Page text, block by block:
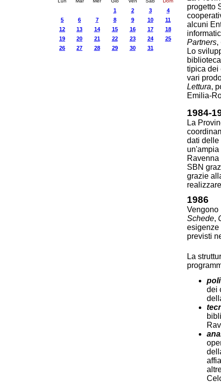
progetto
alcuni
Partners,
Lo
tipica dei
vari
Lettura,
Emilia-
1984-
La
dati delle
SBN
grazie
1986
Schede,
esigenze
previsti
La
dei
1 2 3
4
5
6 7 8 9 10
11
12
13 14 15 16 17
18
19
20 21 22 23 24
25
26
27 28 29 30 31